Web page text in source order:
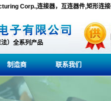
Corp.,连接器，互连器件,矩形连
）全系列产品
制造商 联系我们